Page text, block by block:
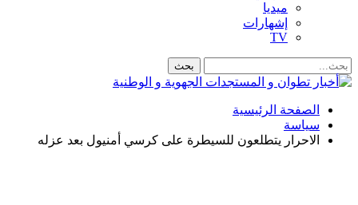
ميديا
إشهارات
TV
الصفحة الرئيسية
سياسة
الاحرار يتطلعون للسيطرة على كرسي أمنيول بعد عزله